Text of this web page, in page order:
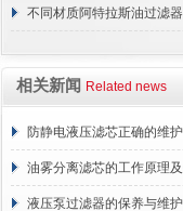
不同材质阿特拉斯油过滤
相关新闻 Related news
防静电液压滤芯正确的维
油雾分离滤芯的工作原理
液压泵过滤器的保养与维护